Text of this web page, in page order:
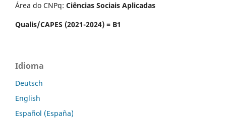
Área do CNPq: Ciências Sociais Aplicadas
Qualis/CAPES (2021-2024) = B1
Idioma
Deutsch
English
Español (España)